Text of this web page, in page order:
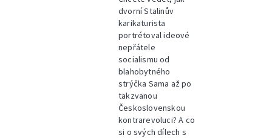
dvorní Stalinův
karikaturista
portrétoval ideové
nepřátele
socialismu od
blahobytného
strýčka Sama až po
takzvanou
Československou
kontrarevoluci? A co
si o svých dílech s